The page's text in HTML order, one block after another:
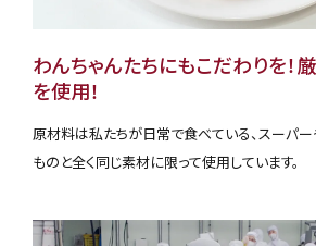
わんちゃんたちにもこだわりを！
を使用！
原材料は私たちが日常で食べている、スーパー
ものと全く同じ素材に限って使用しています。